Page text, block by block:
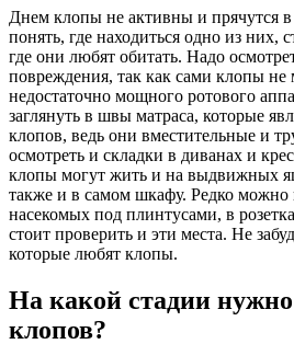
Днем клопы не активны и прячутся в
понять, где находиться одно из них,
где они любят обитать. Надо
повреждения, так как сами клопы не
недостаточно мощного ротового
заглянуть в швы матраса, которые
клопов, ведь они вместительные и
осмотреть и складки в диванах и
клопы могут жить и на выдвижных
также и в самом шкафу. Редко можно
насекомых под плинтусами, в
стоит проверить и эти места. Не
которые любят клопы.
На какой стадии нужно
клопов?